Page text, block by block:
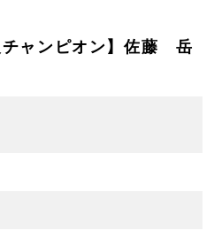
チャンピオン】佐藤 岳